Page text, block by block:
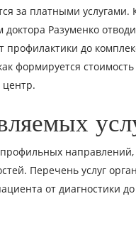
за платными услугами.
доктора Разуменко
профилактики до
формируется стоимость
Перечень услуг
от диагностики